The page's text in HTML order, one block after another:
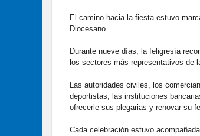
El camino hacia la fiesta estuvo
Diocesano.
Durante nueve días, la feligresía
los sectores más representativos de
Las autoridades civiles, los
deportistas, las instituciones
ofrecerle sus plegarias y renovar su
Cada celebración estuvo